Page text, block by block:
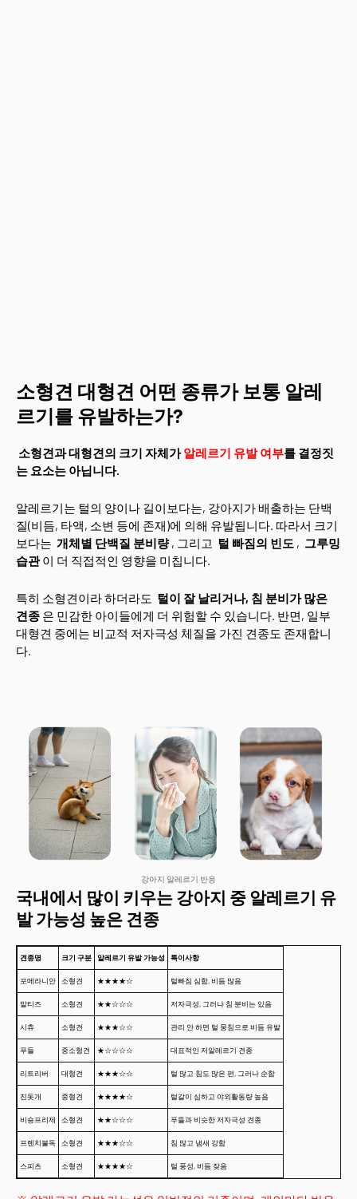
소형견 대형견 어떤 종류가 보통 알레
르기를 유발하는가?
소형견과 대형견의 크기 자체가알레르기 유발 여부를 결정짓
는 요소는 아닙니다.
알레르기는 털의 양이나 길이보다는, 강아지가 배출하는 단백
질(비듬, 타액, 소변 등에 존재)에 의해 유발됩니다. 따라서 크기
보다는 개체별 단백질 분비량 , 그리고 털 빠짐의 빈도 , 그루밍
습관 이 더 직접적인 영향을 미칩니다.
특히 소형견이라 하더라도 털이 잘 날리거나, 침 분비가 많은
견종 은 민감한 아이들에게 더 위험할 수 있습니다. 반면, 일부
대형견 중에는 비교적 저자극성 체질을 가진 견종도 존재합니
다.
강아지 알레르기 반응
국내에서 많이 키우는 강아지 중 알레르기 유
발 가능성 높은 견종
견종명 크기 구분 알레르기 유발 가능성 특이사항
포메라니안 소형견 ★★★★☆ 털빠짐 심함, 비듬 많음
말티즈 소형견 ★★☆☆☆ 저자극성, 그러나 침 분비는 있음
시츄 소형견 ★★★☆☆ 관리 안 하면 털 뭉침으로 비듬 유발
푸들 중소형견 ★☆☆☆☆ 대표적인 저알레르기 견종
리트리버 대형견 ★★★☆☆ 털 많고 침도 많은 편, 그러나 순함
진돗개 중형견 ★★★★☆ 털갈이 심하고 야외활동량 높음
비숑프리제 소형견 ★★☆☆☆ 푸들과 비슷한 저자극성 견종
프렌치불독 소형견 ★★★☆☆ 침 많고 냄새 강함
스피츠 소형견 ★★★★☆ 털 풍성, 비듬 잦음